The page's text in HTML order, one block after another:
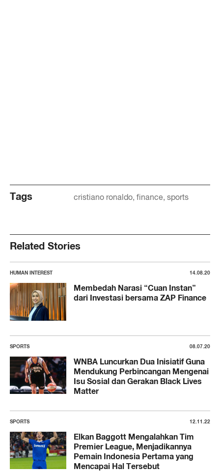
Tags cristiano ronaldo finance sports
Related Stories
HUMAN INTEREST 14.08.20
Membedah Narasi “Cuan Instan”
dari Investasi bersama ZAP Finance
SPORTS 08.07.20
WNBA Luncurkan Dua Inisiatif Guna
Mendukung Perbincangan Mengenai
Isu Sosial dan Gerakan Black Lives
Matter
SPORTS 12.11.22
Elkan Baggott Mengalahkan Tim
Premier League, Menjadikannya
Pemain Indonesia Pertama yang
Mencapai Hal Tersebut